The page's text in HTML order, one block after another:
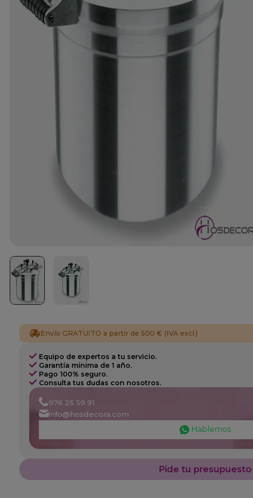
Envío GRATUITO a partir de 500 € (IVA excl.)
Equipo de expertos a tu servicio.
Garantía mínima de 1 año.
Pago 100% seguro.
Consulta tus dudas con nosotros.
976 25 59 91
info@hosdecora.com
Hablemos
Pide tu presupuesto